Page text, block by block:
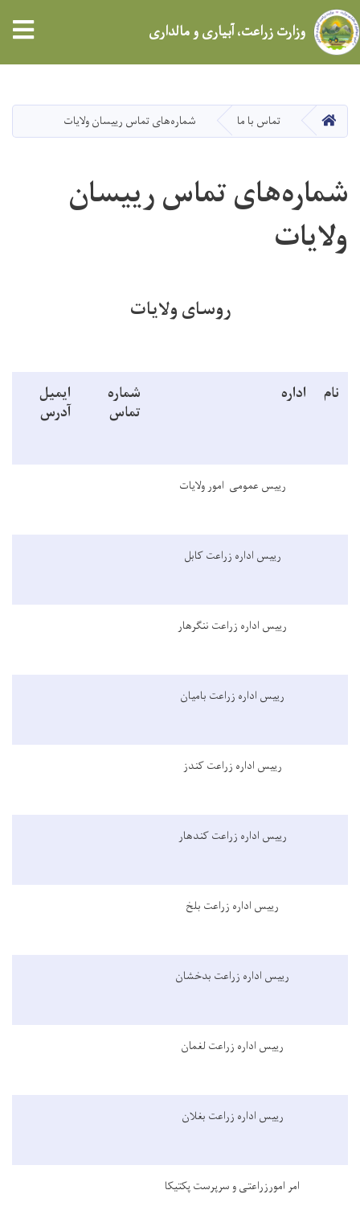
main
content
وزارت زراعت، آبیاری و مالداری
HOME تماس با ما شماره‌های تماس رییسان ولایات
شماره‌های تماس رییسان
ولایات
روسای ولایات
ایمیل
آدرس
شماره
تماس
اداره نام
رییس عمومی امور ولایات
رییس اداره زراعت کابل
رییس اداره زراعت ننگرهار
رییس اداره زراعت بامیان
رییس اداره زراعت کندز
رییس اداره زراعت کندهار
رییس اداره زراعت بلخ
رییس اداره زراعت بدخشان
رییس اداره زراعت لغمان
رییس اداره زراعت بغلان
امر امورزراعتی و سرپرست پکتیکا